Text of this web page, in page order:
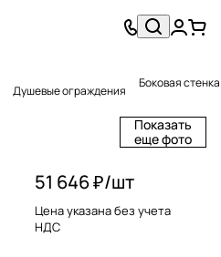
Душевые ограждения Боковая
Показать
еще фото
51 646 ₽/шт
Цена указана без учета
НДС